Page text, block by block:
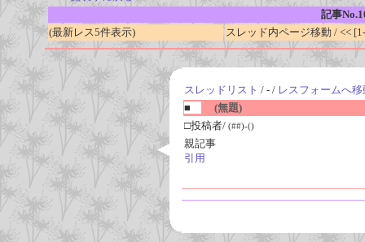
記事
(最新レス5件表示)
スレッド内ページ移動 / <<
スレッドリスト / - / レスフォームへ移
■
(無題)
□投稿者/ (##)-()
親記事
引用